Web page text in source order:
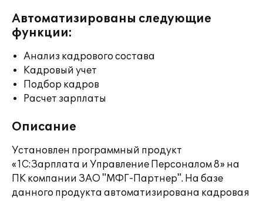
Автоматизированы следующие
функции:
Анализ кадрового состава
Кадровый учет
Подбор кадров
Расчет зарплаты
Описание
Установлен программный продукт
«1С:Зарплата и Управление Персоналом 8» на
ПК компании ЗАО "МФГ-Партнер". На базе
данного продукта автоматизирована кадровая